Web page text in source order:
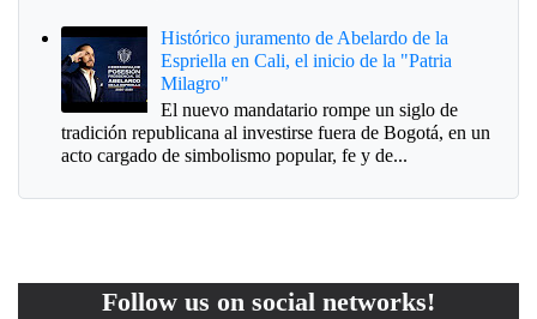
Histórico juramento de Abelardo de la
Espriella en Cali, el inicio de la "Patria
Milagro"
El nuevo mandatario rompe un siglo de
tradición republicana al investirse fuera de Bogotá, en un
acto cargado de simbolismo popular, fe y de...
Follow us on social networks!